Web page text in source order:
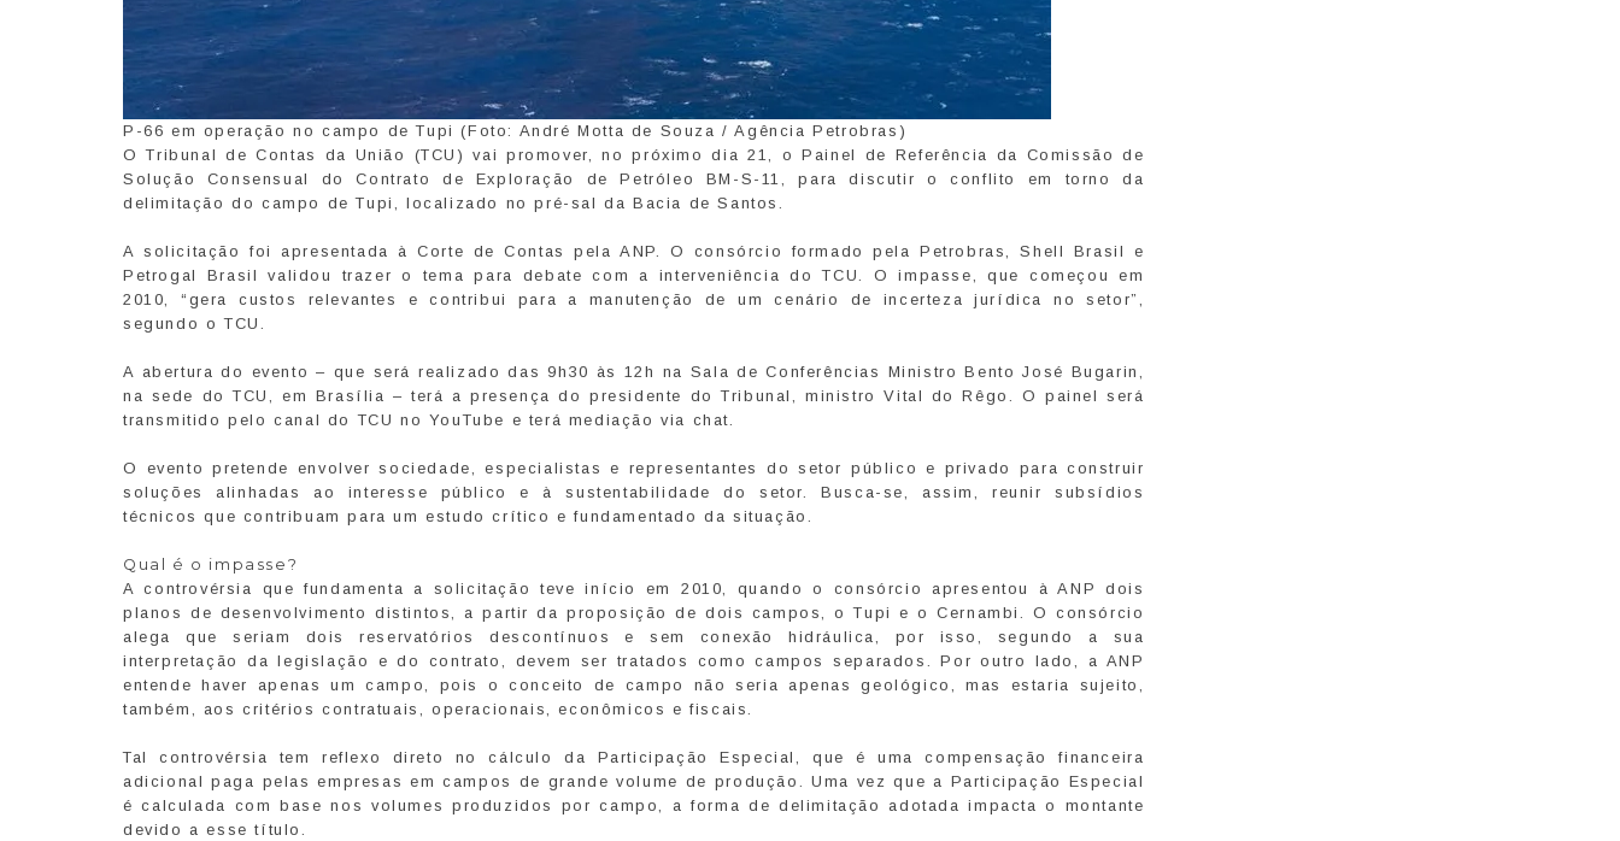
P-66 em operação no campo de Tupi (Foto: André Motta de Souza / Agência Petrobras)
O Tribunal de Contas da União (TCU) vai promover, no próximo dia 21, o Painel de Referência da Comissão de
Solução Consensual do Contrato de Exploração de Petróleo BM-S-11, para discutir o conflito em torno da
delimitação do campo de Tupi, localizado no pré-sal da Bacia de Santos.
A solicitação foi apresentada à Corte de Contas pela ANP. O consórcio formado pela Petrobras, Shell Brasil e
Petrogal Brasil validou trazer o tema para debate com a interveniência do TCU. O impasse, que começou em
2010, “gera custos relevantes e contribui para a manutenção de um cenário de incerteza jurídica no setor”,
segundo o TCU.
A abertura do evento – que será realizado das 9h30 às 12h na Sala de Conferências Ministro Bento José Bugarin,
na sede do TCU, em Brasília – terá a presença do presidente do Tribunal, ministro Vital do Rêgo. O painel será
transmitido pelo canal do TCU no YouTube e terá mediação via chat.
O evento pretende envolver sociedade, especialistas e representantes do setor público e privado para construir
soluções alinhadas ao interesse público e à sustentabilidade do setor. Busca-se, assim, reunir subsídios
técnicos que contribuam para um estudo crítico e fundamentado da situação.
Qual é o impasse?
A controvérsia que fundamenta a solicitação teve início em 2010, quando o consórcio apresentou à ANP dois
planos de desenvolvimento distintos, a partir da proposição de dois campos, o Tupi e o Cernambi. O consórcio
alega que seriam dois reservatórios descontínuos e sem conexão hidráulica, por isso, segundo a sua
interpretação da legislação e do contrato, devem ser tratados como campos separados. Por outro lado, a ANP
entende haver apenas um campo, pois o conceito de campo não seria apenas geológico, mas estaria sujeito,
também, aos critérios contratuais, operacionais, econômicos e fiscais.
Tal controvérsia tem reflexo direto no cálculo da Participação Especial, que é uma compensação financeira
adicional paga pelas empresas em campos de grande volume de produção. Uma vez que a Participação Especial
é calculada com base nos volumes produzidos por campo, a forma de delimitação adotada impacta o montante
devido a esse título.